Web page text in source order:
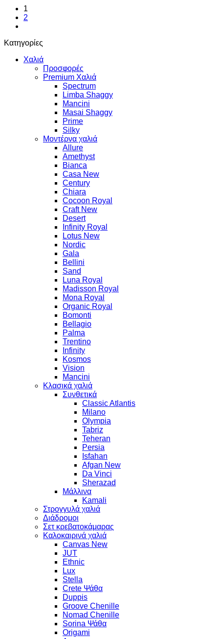
1
2
Κατηγορίες
Χαλιά
Προσφορές
Premium Χαλιά
Spectrum
Limba Shaggy
Mancini
Masai Shaggy
Prime
Silky
Μοντέρνα χαλιά
Allure
Amethyst
Bianca
Casa New
Century
Chiara
Cocoon Royal
Craft New
Desert
Infinity Royal
Lotus New
Nordic
Gala
Bellini
Sand
Luna Royal
Madisson Royal
Mona Royal
Organic Royal
Bomonti
Bellagio
Palma
Trentino
Infinity
Kosmos
Vision
Mancini
Κλασικά χαλιά
Συνθετικά
Classic Atlantis
Milano
Olympia
Tabriz
Teheran
Persia
Isfahan
Afgan New
Da Vinci
Sherazad
Μάλλινα
Kamali
Στρογγυλά χαλιά
Διάδρομοι
Σετ κρεβατοκάμαρας
Καλοκαιρινά χαλιά
Canvas New
JUT
Ethnic
Lux
Stella
Crete Ψάθα
Duppis
Groove Chenille
Nomad Chenille
Sorina Ψάθα
Origami